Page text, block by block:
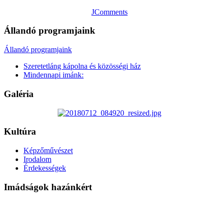
JComments
Állandó programjaink
Állandó programjaink
Szeretetláng kápolna és közösségi ház
Mindennapi imánk:
Galéria
Kultúra
Képzőművészet
Irodalom
Érdekességek
Imádságok hazánkért